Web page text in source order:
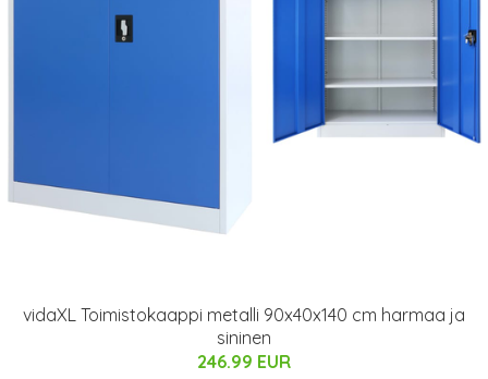
vidaXL Toimistokaappi metalli 90x40x140 cm harmaa ja
sininen
246.99 EUR